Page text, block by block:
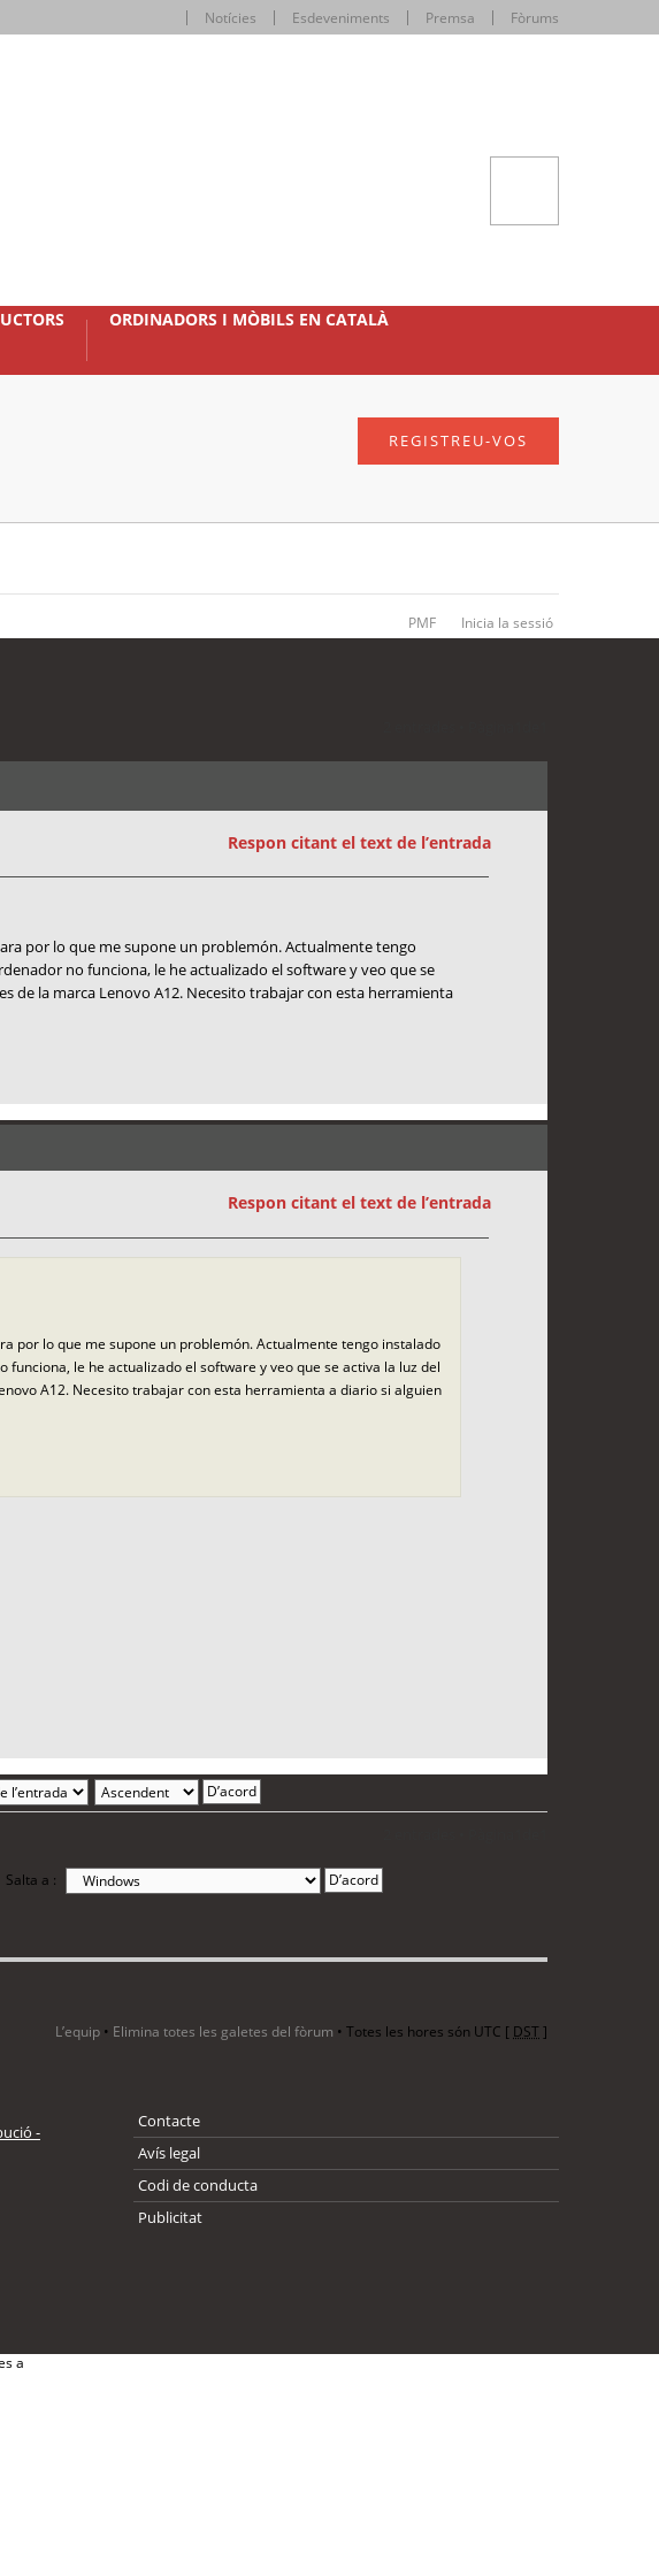
Notícies Esdeveniments Premsa Fòrums
ORDINADORS I MÒBILS EN CATALÀ
REGISTREU-VOS
PMF Inicia la sessió
Respon citant el text de l’entrada
por lo que me supone un problemón. Actualmente tengo
no funciona, le he actualizado el software y veo que se
de la marca Lenovo A12. Necesito trabajar con esta herramienta
Respon citant el text de l’entrada
por lo que me supone un problemón. Actualmente tengo instalado
le he actualizado el software y veo que se activa la luz del
A12. Necesito trabajar con esta herramienta a diario si alguien
Salta a :
L’equip • Elimina totes les galetes del fòrum • Totes les hores són UTC [ DST]
-
Contacte
Avís legal
Codi de conducta
Publicitat
a